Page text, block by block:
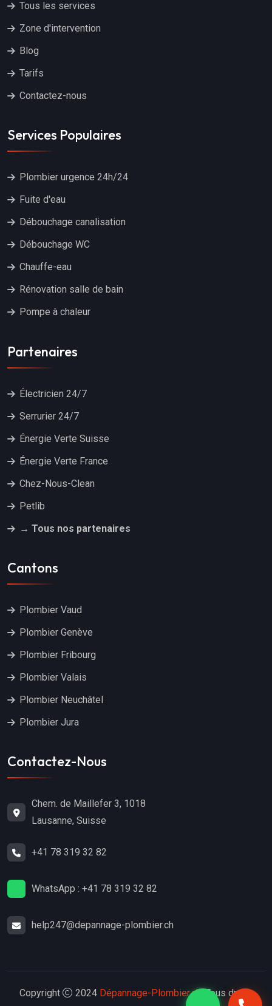
Tous les services
Zone d'intervention
Blog
Tarifs
Contactez-nous
Services Populaires
Plombier urgence 24h/24
Fuite d'eau
Débouchage canalisation
Débouchage WC
Chauffe-eau
Rénovation salle de bain
Pompe à chaleur
Partenaires
Électricien 24/7
Serrurier 24/7
Énergie Verte Suisse
Énergie Verte France
Chez-Nous-Clean
Petlib
→ Tous nos partenaires
Cantons
Plombier Vaud
Plombier Genève
Plombier Fribourg
Plombier Valais
Plombier Neuchâtel
Plombier Jura
Contactez-Nous
Chem. de Maillefer 3, 1018
Lausanne, Suisse
+41 78 319 32 82
WhatsApp : +41 78 319 32 82
help247@depannage-plombier.ch
Copyright 2024 Dépannage-Plombier.ch. Tous droits